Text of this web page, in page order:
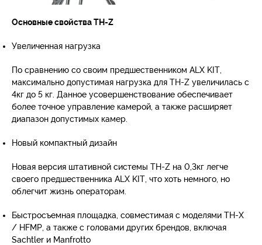
Основные свойства TH-Z
Увеличенная нагрузка
По сравнению со своим предшественником ALX KIT,
максимально допустимая нагрузка для TH-Z увеличилась с
4кг до 5 кг. Данное усовершенствование обеспечивает
более точное управление камерой, а также расширяет
диапазон допустимых камер.
Новый компактный дизайн
Новая версия штативной системы TH-Z на 0,3кг легче
своего предшественника ALX KIT, что хоть немного, но
облегчит жизнь операторам.
Быстросъемная площадка, совместимая с моделями TH-X
/ HFMP, а также с головами других брендов, включая
Sachtler и Manfrotto